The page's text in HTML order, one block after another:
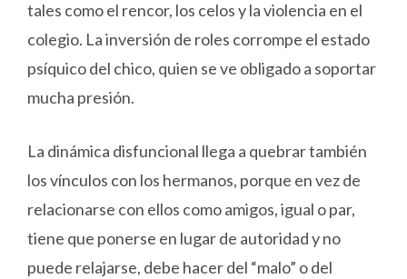
tales como el rencor, los celos y la violencia en el
colegio. La inversión de roles corrompe el estado
psíquico del chico, quien se ve obligado a soportar
mucha presión.
La dinámica disfuncional llega a quebrar también
los vínculos con los hermanos, porque en vez de
relacionarse con ellos como amigos, igual o par,
tiene que ponerse en lugar de autoridad y no
puede relajarse, debe hacer del “malo” o del